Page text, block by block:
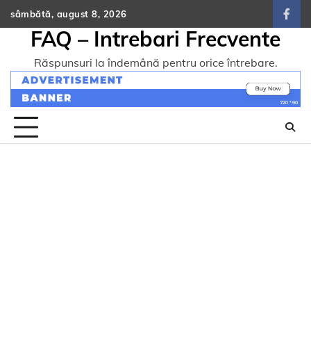
Skip
to
content
sâmbătă, august 8, 2026
FAQ – Intrebari Frecvente
Răspunsuri la îndemână pentru orice întrebare.